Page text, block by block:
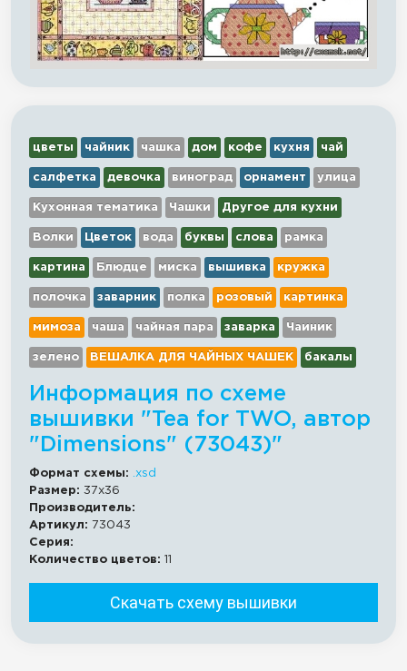
цветы чайник чашка дом кофе кухня чай
салфетка девочка виноград орнамент улица
Кухонная тематика Чашки Другое для кухни
Волки Цветок вода буквы слова рамка
картина Блюдце миска вышивка кружка
полочка заварник полка розовый картинка
мимоза чаша чайная пара заварка Чаиник
зелено ВЕШАЛКА ДЛЯ ЧАЙНЫХ ЧАШЕК бакалы
Информация по схеме
вышивки "Tea for TWO, автор
"Dimensions" (73043)"
Формат схемы:
.xsd
Размер: 37x36
Производитель:
Артикул:
73043
Серия:
Количество цветов: 11
Скачать схему вышивки